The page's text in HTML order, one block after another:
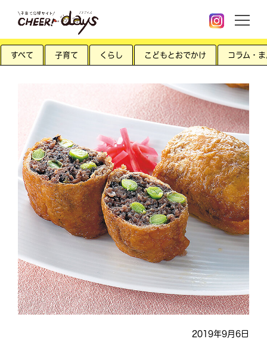
すべて 子育て くらし こどもとおでかけ コラム・
2019年9月6日